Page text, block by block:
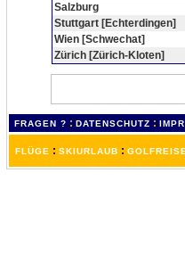
Salzburg
Stuttgart [Echterdingen]
Wien [Schwechat]
Zürich [Zürich-Kloten]
FRAGEN ? : DATENSCHUTZ :
FLÜGE : SKIURLAUB :